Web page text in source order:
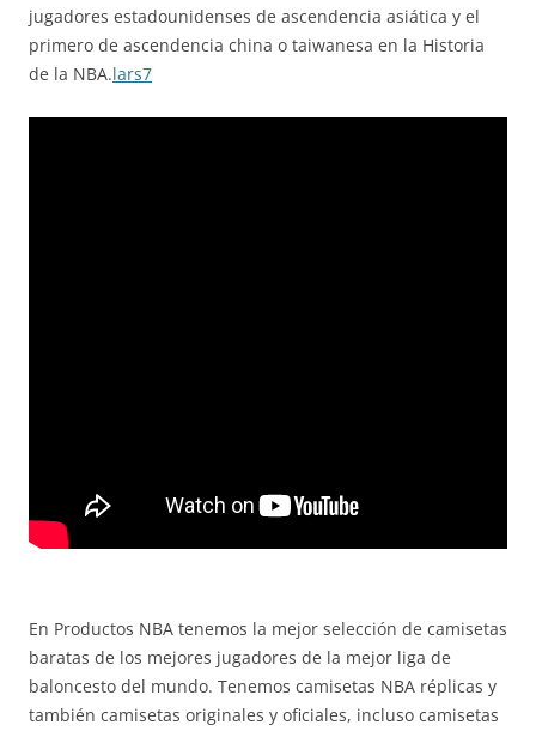
jugadores estadounidenses de ascendencia asiática y el
primero de ascendencia china o taiwanesa en la Historia
de la NBA.lars7
En Productos NBA tenemos la mejor selección de camisetas
baratas de los mejores jugadores de la mejor liga de
baloncesto del mundo. Tenemos camisetas NBA réplicas y
también camisetas originales y oficiales, incluso camisetas